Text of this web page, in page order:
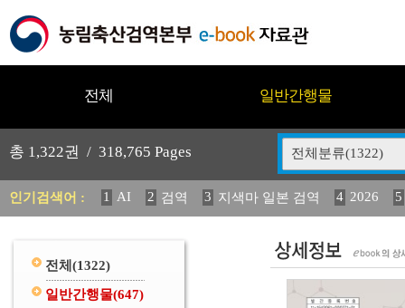
전체 일반간행물
총 1,322권 / 318,765 Pages 전체분류(1322)
인기검색어 : 1 AI 2 검역 3 지색마 일본 검역 4 2026
5
11 2025 12 중독성 식물 도감 13 媛 異 14
전체 (1322)
일반간행물(647)